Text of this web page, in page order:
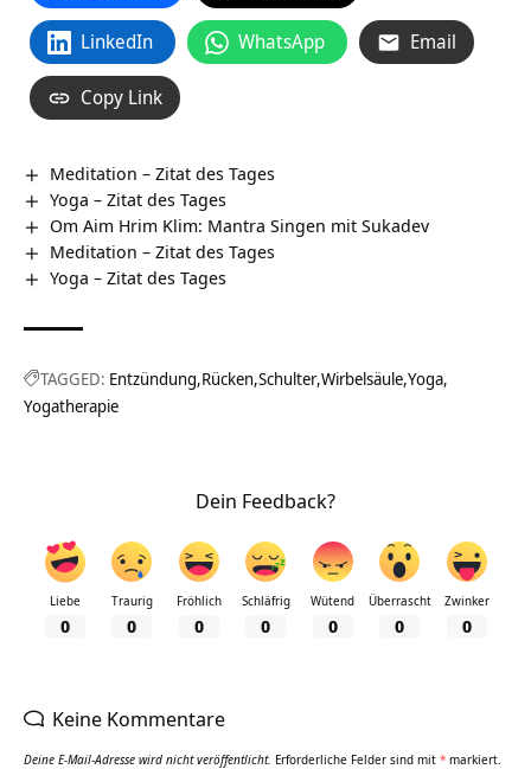
LinkedIn WhatsApp Email
Copy Link
Meditation – Zitat des Tages
Yoga – Zitat des Tages
Om Aim Hrim Klim: Mantra Singen mit Sukadev
Meditation – Zitat des Tages
Yoga – Zitat des Tages
TAGGED: Entzündung Rücken Schulter Wirbelsäule Yoga
Yogatherapie
Dein Feedback?
Liebe
0
Traurig
0
Fröhlich
0
Schläfrig
0
Wütend
0
Überrascht
0
Zwinker
0
Keine Kommentare
Deine E-Mail-Adresse wird nicht veröffentlicht. Erforderliche Felder sind mit * markiert.